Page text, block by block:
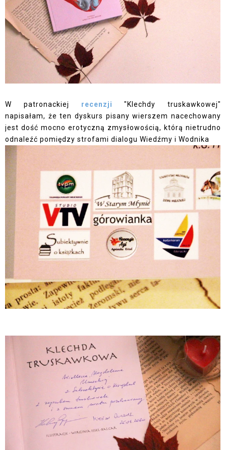
W patronackiej recenzji "Klechdy truskawkowej"
napisałam, że ten dyskurs pisany wierszem nacechowany
jest dość mocno erotyczną zmysłowością, którą nietrudno
odnaleźć pomiędzy strofami dialogu Wiedźmy i Wodnika